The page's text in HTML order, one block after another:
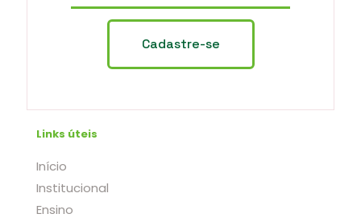
Links úteis
Início
Institucional
Ensino